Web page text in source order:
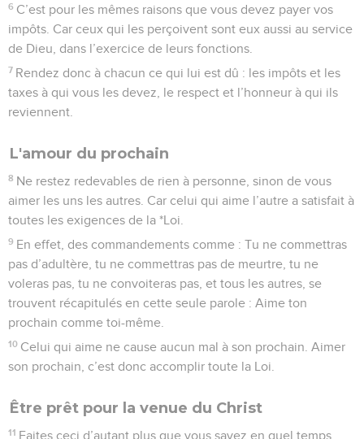
6 C’est pour les mêmes raisons que vous devez payer vos
impôts. Car ceux qui les perçoivent sont eux aussi au service
de Dieu, dans l’exercice de leurs fonctions.
7 Rendez donc à chacun ce qui lui est dû : les impôts et les
taxes à qui vous les devez, le respect et l’honneur à qui ils
reviennent.
L'amour du prochain
8 Ne restez redevables de rien à personne, sinon de vous
aimer les uns les autres. Car celui qui aime l’autre a satisfait à
toutes les exigences de la *Loi.
9 En effet, des commandements comme : Tu ne commettras
pas d’adultère, tu ne commettras pas de meurtre, tu ne
voleras pas, tu ne convoiteras pas, et tous les autres, se
trouvent récapitulés en cette seule parole : Aime ton
prochain comme toi-même.
10 Celui qui aime ne cause aucun mal à son prochain. Aimer
son prochain, c’est donc accomplir toute la Loi.
Être prêt pour la venue du Christ
11 Faites ceci d’autant plus que vous savez en quel temps